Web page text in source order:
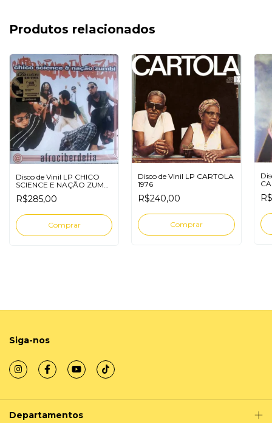
Produtos relacionados
Disco de Vinil LP CHICO
SCIENCE E NAÇÃO ZUMBI
AFROCIBERDELIA
R$285,00
Disco de Vinil LP CARTOLA
1976
R$240,00
Siga-nos
Departamentos